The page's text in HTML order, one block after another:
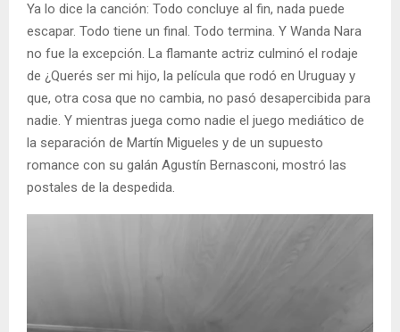
Ya lo dice la canción: Todo concluye al fin, nada puede
escapar. Todo tiene un final. Todo termina. Y Wanda Nara
no fue la excepción. La flamante actriz culminó el rodaje
de ¿Querés ser mi hijo, la película que rodó en Uruguay y
que, otra cosa que no cambia, no pasó desapercibida para
nadie. Y mientras juega como nadie el juego mediático de
la separación de Martín Migueles y de un supuesto
romance con su galán Agustín Bernasconi, mostró las
postales de la despedida.